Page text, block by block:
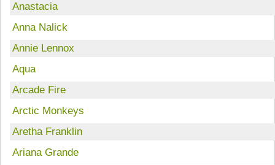
Anastacia
Anna Nalick
Annie Lennox
Aqua
Arcade Fire
Arctic Monkeys
Aretha Franklin
Ariana Grande